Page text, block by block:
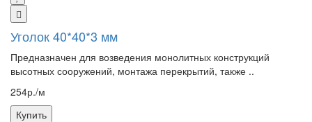
Уголок 40*40*3 мм
Предназначен для возведения монолитных конструкций
высотных сооружений, монтажа перекрытий, также ..
254р./м
Купить